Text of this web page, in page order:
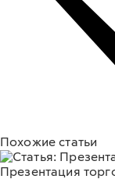
Похожие статьи
Презентация